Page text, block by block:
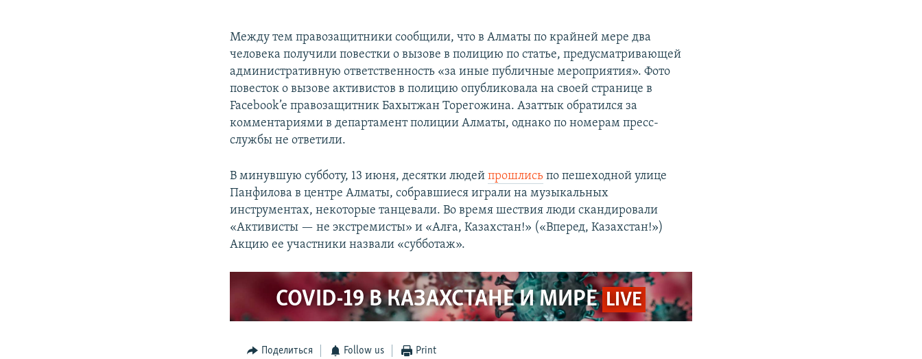
Между тем правозащитники сообщили, что в Алматы по крайней мере два
человека получили повестки о вызове в полицию по статье, предусматривающей
административную ответственность «за иные публичные мероприятия». Фото
повесток о вызове активистов в полицию опубликовала на своей странице в
Facebook’e правозащитник Бахытжан Торегожина. Азаттык обратился за
комментариями в департамент полиции Алматы, однако по номерам пресс-
службы не ответили.
В минувшую субботу, 13 июня, десятки людейпрошлись по пешеходной улице
Панфилова в центре Алматы, собравшиеся играли на музыкальных
инструментах, некоторые танцевали. Во время шествия люди скандировали
«Активисты — не экстремисты» и «Алға, Казахстан!» («Вперед, Казахстан!»)
Акцию ее участники назвали «субботаж».
COVID-19 В КАЗАХСТАНЕ И МИРЕ LIVE
Поделиться Follow us Print